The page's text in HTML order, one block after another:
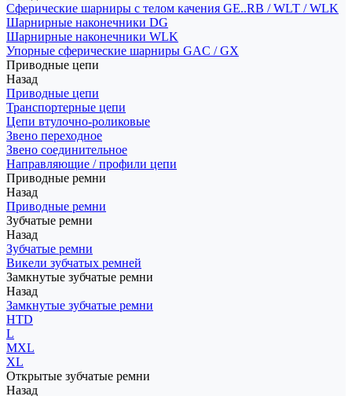
Сферические шарниры с телом качения GE..RB / WLT / WLK
Шарнирные наконечники DG
Шарнирные наконечники WLK
Упорные сферические шарниры GAC / GX
Приводные цепи
Назад
Приводные цепи
Транспортерные цепи
Цепи втулочно-роликовые
Звено переходное
Звено соединительное
Направляющие / профили цепи
Приводные ремни
Назад
Приводные ремни
Зубчатые ремни
Назад
Зубчатые ремни
Викели зубчатых ремней
Замкнутые зубчатые ремни
Назад
Замкнутые зубчатые ремни
HTD
L
MXL
XL
Открытые зубчатые ремни
Назад